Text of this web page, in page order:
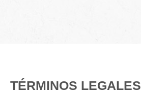
TÉRMINOS LEGALES